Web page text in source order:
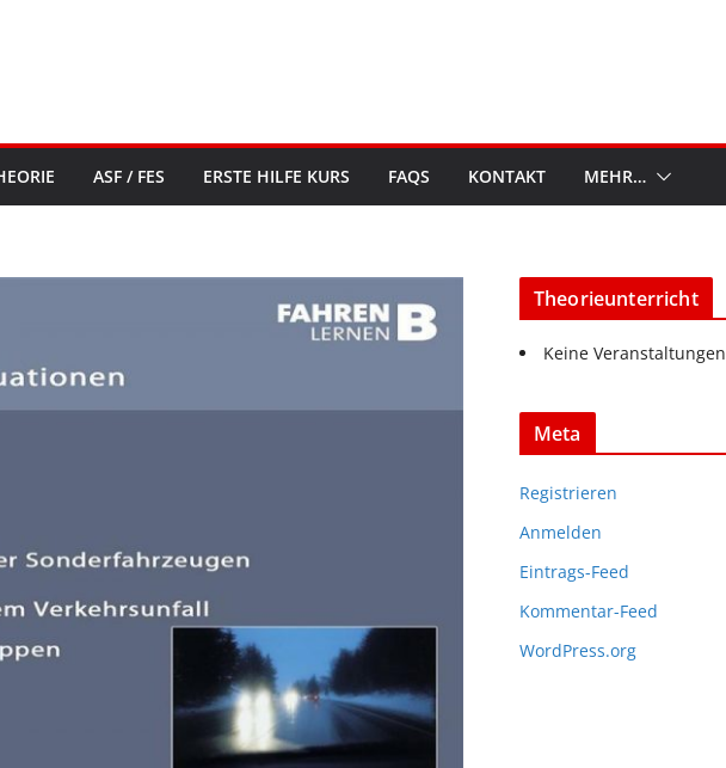
ASF / FES ERSTE HILFE KURS FAQS KONTAKT MEHR…
Theorieunterricht
Keine Veranstaltungen
Meta
Registrieren
Anmelden
Eintrags-Feed
Kommentar-Feed
WordPress.org